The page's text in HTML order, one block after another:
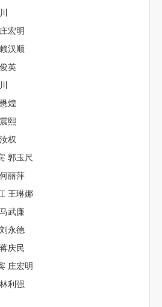
宏明
汉顺
英
煌
熙
权
郭玉尺
丽萍
王琳娜
武廉
永德
庆民
庄宏明
利强